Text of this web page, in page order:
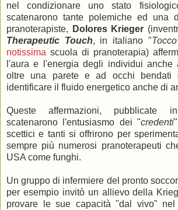
nel condizionare uno stato
scatenarono tante polemiche ed una
pranoterapiste,
Dolores Krieger
Therapeutic Touch, in italiano "
notissima scuola di pranoterapia)
l'aura e l'energia degli individui anche
oltre una parete e ad occhi bendati
identificare il fluido energetico anche di
Queste affermazioni, pubblicate
scatenarono l'entusiasmo dei "credenti
scettici e tanti si offrirono per
sempre più numerosi pranoterapeuti
USA come funghi.
Un gruppo di infermiere del pronto
per esempio invitò un allievo della
provare le sue capacità "dal vivo"